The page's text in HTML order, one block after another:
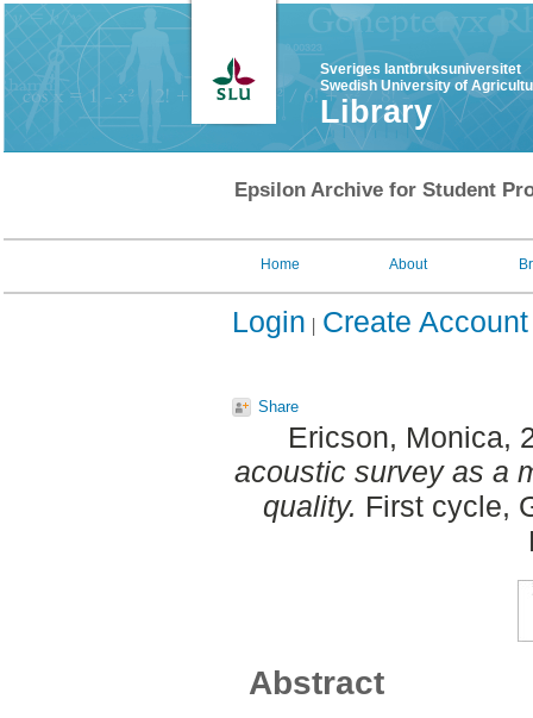
Sveriges lantbruksuniversitet
Swedish University of
Library
Epsilon Archive for Student
Home About
Login Create Account
Share
Ericson, Monica,
acoustic survey as a
quality. First cycle,
Abstract